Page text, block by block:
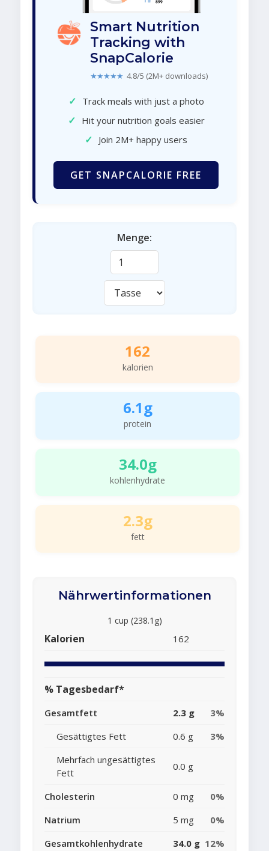
Smart Nutrition
Tracking with
SnapCalorie
★★★★★ 4.8/5 (2M+ downloads)
✓ Track meals with just a photo
✓ Hit your nutrition goals easier
✓ Join 2M+ happy users
GET SNAPCALORIE FREE
Menge:
162
kalorien
6.1g
protein
34.0g
kohlenhydrate
2.3g
fett
Nährwertinformationen
1 cup (238.1g)
Kalorien 162
% Tagesbedarf*
Gesamtfett 2.3 g
3%
Gesättigtes Fett
0.6 g
3%
Mehrfach ungesättigtes
Fett
0.0 g
Cholesterin 0 mg
0%
Natrium
5 mg
0%
Gesamtkohlenhydrate
34.0 g 12%